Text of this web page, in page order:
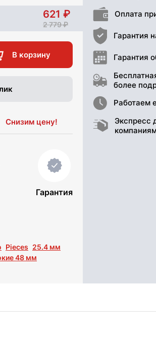
621
2 779
В корзину
Снизим цену!
Гарантия
Pieces 25.4 мм
48 мм
Оплата
Гарантия
Гарантия
более
Работаем
Экспресс